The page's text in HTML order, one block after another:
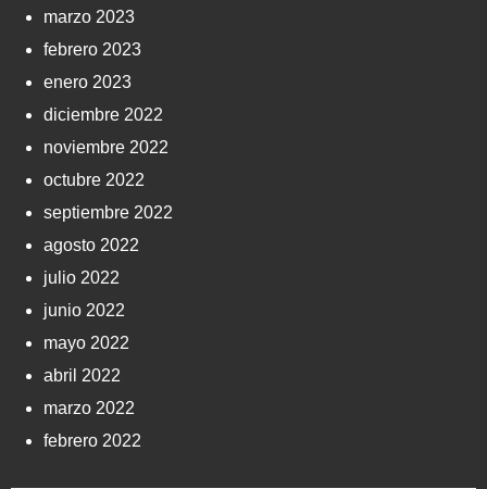
marzo 2023
febrero 2023
enero 2023
diciembre 2022
noviembre 2022
octubre 2022
septiembre 2022
agosto 2022
julio 2022
junio 2022
mayo 2022
abril 2022
marzo 2022
febrero 2022